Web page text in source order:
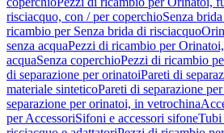
risciacquo, con / per coperchioSenza
ricambio per Senza brida di risciacquo
senza acquaPezzi di ricambio per
acquaSenza coperchioPezzi di ricambio
di separazione per orinatoiPareti di
materiale sinteticoPareti di separazione
separazione per orinatoi, in vetrochina
per AccessoriSifoni e accessori sifoneTubi